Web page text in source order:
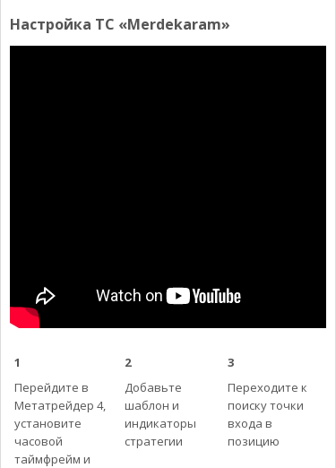
Настройка ТС «Merdekaram»
1 2
3
Перейдите в
Метатрейдер 4,
установите
часовой
таймфрейм и
Добавьте
шаблон и
индикаторы
стратегии
Переходите к
поиску точки
входа в
позицию